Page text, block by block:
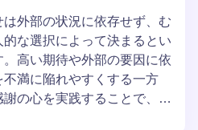
外部の状況に依存せず、む
な選択によって決まるとい
高い期待や外部の要因に依
満に陥れやすくする一方
の心を実践することで、よ